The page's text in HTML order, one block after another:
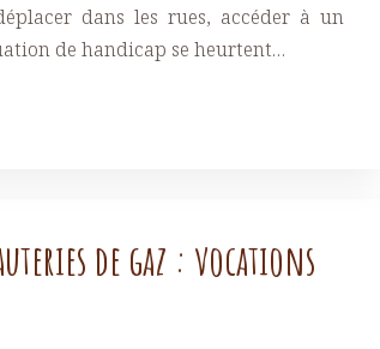
dans les rues, accéder à un
de handicap se heurtent…
de gaz : vocations